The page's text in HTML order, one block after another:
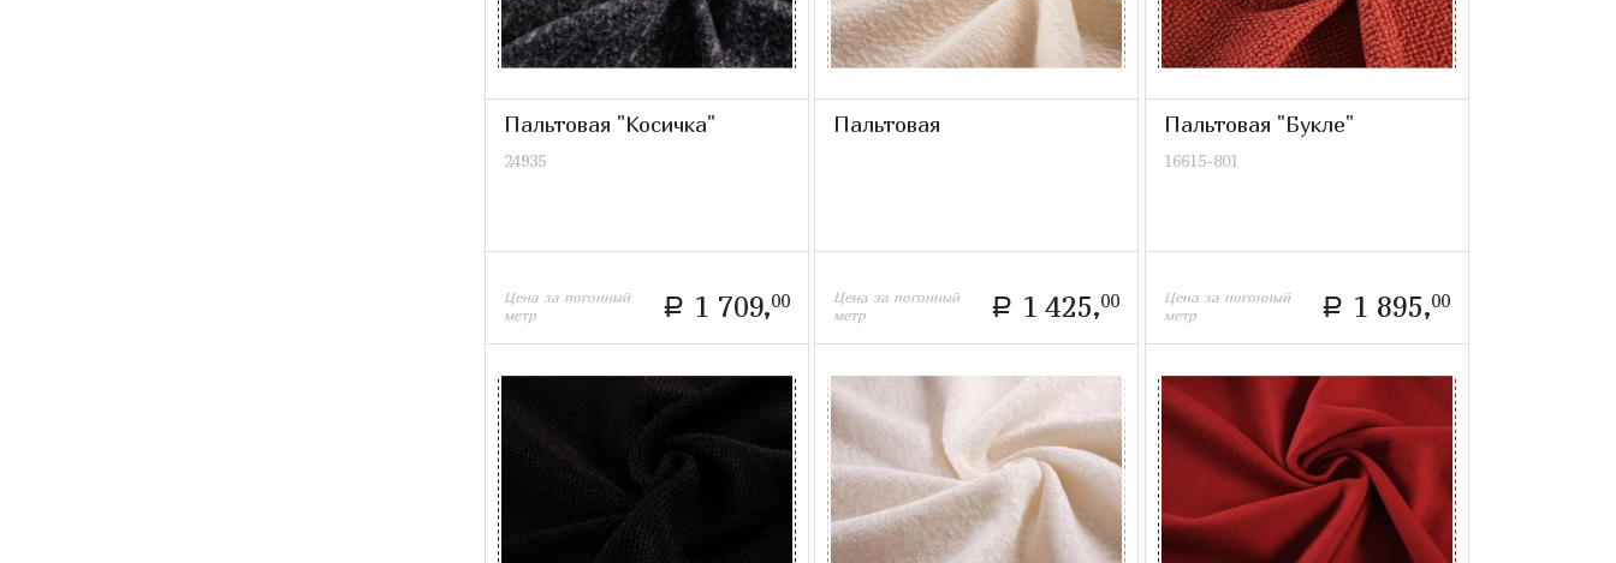
Пальтовая "Косичка"
24935
Цена за погонный
метр
a 1 709,00
Пальтовая
Цена за погонный
метр
a 1 425,00
Пальтовая "Букле"
16615-801
Цена за погонный
метр
a 1 895,00